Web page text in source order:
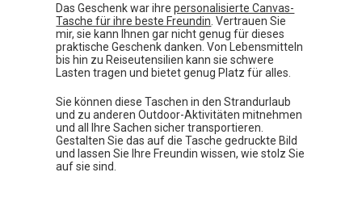
Das Geschenk war ihrepersonalisierte Canvas-
Tasche für ihre beste Freundin . Vertrauen Sie
mir, sie kann Ihnen gar nicht genug für dieses
praktische Geschenk danken. Von Lebensmitteln
bis hin zu Reiseutensilien kann sie schwere
Lasten tragen und bietet genug Platz für alles.
Sie können diese Taschen in den Strandurlaub
und zu anderen Outdoor-Aktivitäten mitnehmen
und all Ihre Sachen sicher transportieren.
Gestalten Sie das auf die Tasche gedruckte Bild
und lassen Sie Ihre Freundin wissen, wie stolz Sie
auf sie sind.